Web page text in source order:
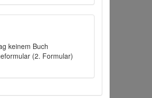
keinem Buch
(2. Formular)